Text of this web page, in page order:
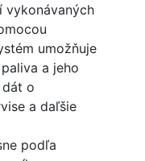
vykonávaných
umožňuje
a jeho
o
a daľšie
podľa